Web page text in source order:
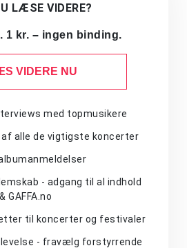
LÆSE VIDERE?
1 kr. – ingen binding.
VIDERE NU
med topmusikere
alle de vigtigste koncerter
- adgang til al indhold
GAFFA.no
til koncerter og festivaler
- fravælg forstyrrende